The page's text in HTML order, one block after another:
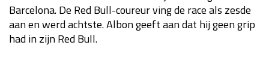
Kwalificatie
za 19:00 - 20:00
zo 18:00 - 20:00
Barcelona. De Red Bull-coureur ving de race als zesde
aan en werd achtste. Albon geeft aan dat hij geen grip
had in zijn Red Bull.